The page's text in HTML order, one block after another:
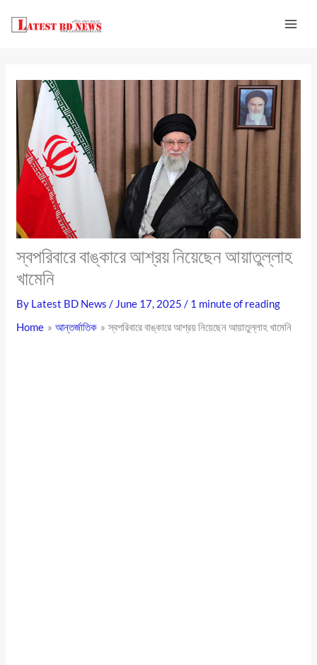
স্বপরিবারে বাঙ্কারে আশ্রয় নিয়েছেন আয়াতুল্লাহ
খামেনি
By Latest BD News/ June 17, 2025/ 1 minute of reading
Home
আন্তর্জাতিক স্বপরিবারে বাঙ্কারে আশ্রয় নিয়েছেন আয়াতুল্লাহ খামেনি